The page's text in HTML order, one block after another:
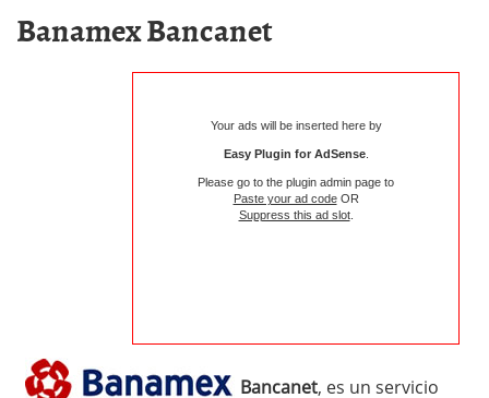
Banamex Bancanet
Your ads will be inserted here by
Easy Plugin for AdSense.
Please go to the plugin admin page to
Paste your ad codeOR
Suppress this ad slot.
Bancanet, es un servicio